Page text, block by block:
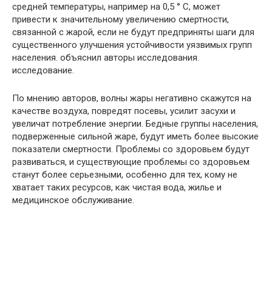
средней температуры, например на 0,5 ° C, может
привести к значительному увеличению смертности,
связанной с жарой, если не будут предприняты шаги для
существенного улучшения устойчивости уязвимых групп
населения. объяснил авторы исследования.
исследование.
По мнению авторов, волны жары негативно скажутся на
качестве воздуха, повредят посевы, усилит засухи и
увеличат потребление энергии. Бедные группы населения,
подверженные сильной жаре, будут иметь более высокие
показатели смертности. Проблемы со здоровьем будут
развиваться, и существующие проблемы со здоровьем
станут более серьезными, особенно для тех, кому не
хватает таких ресурсов, как чистая вода, жилье и
медицинское обслуживание.